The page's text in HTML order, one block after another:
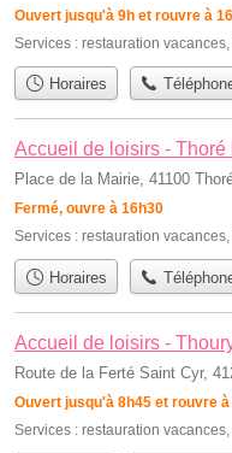
Ouvert jusqu'à 9h et rouvre à
Services : restauration vacances,
Horaires
Accueil de loisirs - Thoré
Place de la Mairie, 41100
Fermé, ouvre à 16h30
Services : restauration vacances,
Horaires
Accueil de loisirs -
Route de la Ferté Saint Cyr,
Ouvert jusqu'à 8h45 et rouvre à
Services : restauration vacances